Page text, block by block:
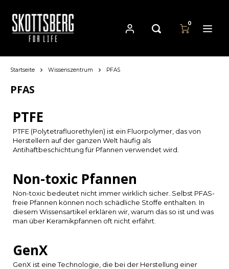
Hoofdmenu / pfannen
Cast Iron Cookware
Carbon Steel Cookware
Hoofdmenu
Nederlands
Deutsch
English
Français
Polski
Hoofdmenu
EUR
AUD
0
Startseite Wissenszentrum PFAS
PFAS
PTFE
PTFE (Polytetrafluorethylen) ist ein Fluorpolymer, das von
Herstellern auf der ganzen Welt häufig als
Antihaftbeschichtung für Pfannen verwendet wird.
Non-toxic Pfannen
Non-toxic bedeutet nicht immer wirklich sicher. Selbst PFAS-
freie Pfannen können noch schädliche Stoffe enthalten. In
diesem Wissensartikel erklären wir, warum das so ist und was
man über Keramikpfannen oft nicht erfährt.
GenX
GenX ist eine Technologie, die bei der Herstellung einer